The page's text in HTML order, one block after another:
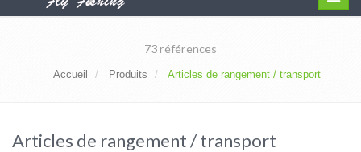
Menu
73 références
Accueil Produits Articles de rangement / transport
Articles de rangement / transport